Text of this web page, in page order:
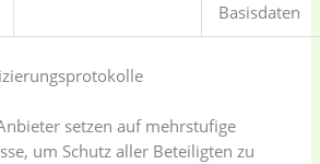
Basisdaten
setzen auf mehrstufige
um Schutz aller Beteiligten zu